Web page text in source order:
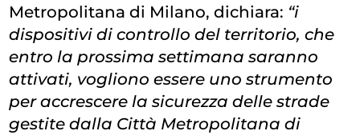
Metropolitana di Milano, dichiara: “i
dispositivi di controllo del territorio, che
entro la prossima settimana saranno
attivati, vogliono essere uno strumento
per accrescere la sicurezza delle strade
gestite dalla Città Metropolitana di